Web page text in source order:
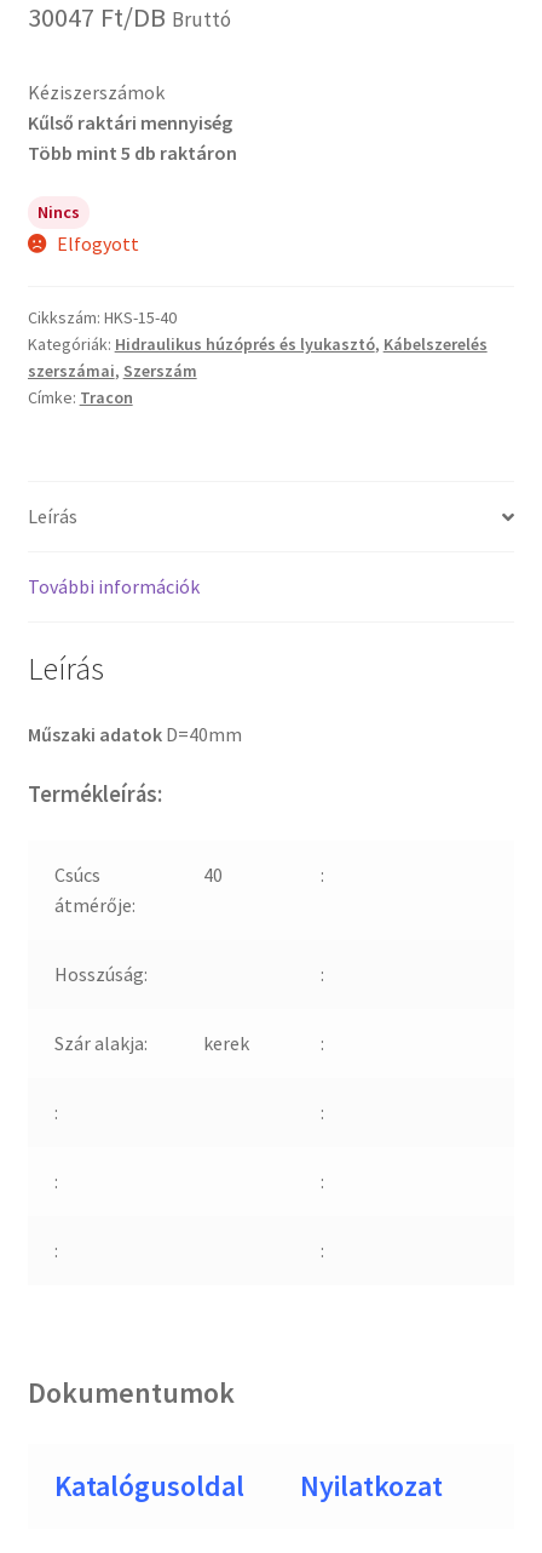
30047 Ft/DB Bruttó
Kéziszerszámok
Kűlső raktári mennyiség
Több mint 5 db raktáron
Nincs
Elfogyott
Cikkszám: HKS-15-40
Kategóriák: Hidraulikus húzóprés és lyukasztó, Kábelszerelés
szerszámai, Szerszám
Címke: Tracon
Leírás
További információk
Leírás
Műszaki adatok D=40mm
Termékleírás:
Csúcs
átmérője:
40 :
Hosszúság: :
Szár alakja: kerek :
: :
: :
: :
Dokumentumok
Katalógusoldal Nyilatkozat